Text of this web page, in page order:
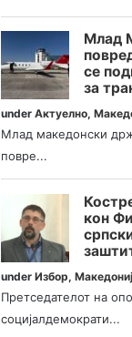
Млад
се
за
underАктуелно,
Млад македонски
повре...
кон
underИзбор,
Претседателот на
социјалдемократи...